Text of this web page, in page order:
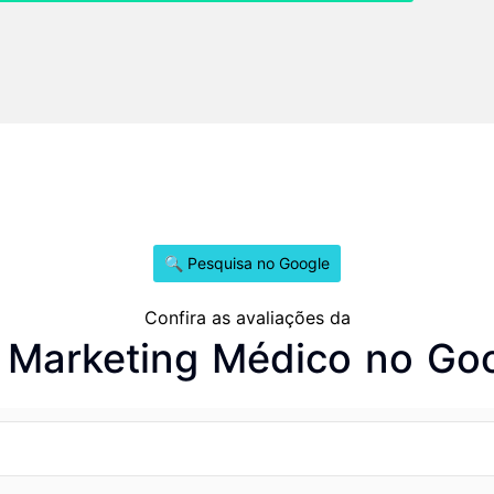
🔍 Pesquisa no Google
Confira as avaliações da
Marketing Médico no